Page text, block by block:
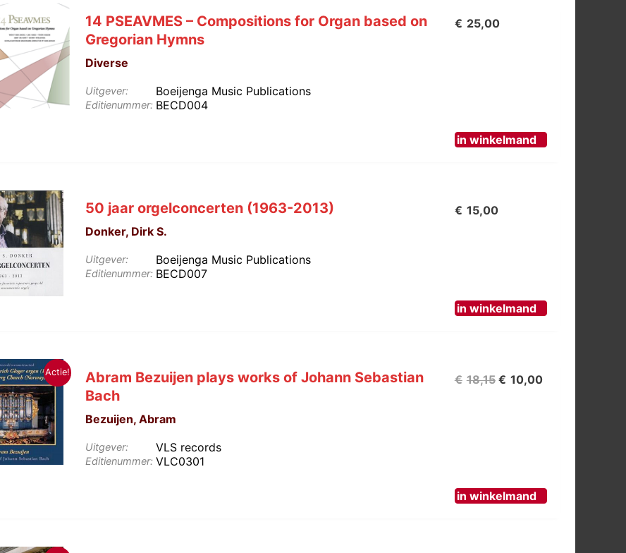
14 PSEAVMES – Compositions for Organ based on
Gregorian Hymns
Diverse
Uitgever: Boeijenga Music Publications
Editienummer: BECD004
€ 25,00
in winkelmand
50 jaar orgelconcerten (1963-2013)
Donker, Dirk S.
Uitgever: Boeijenga Music Publications
Editienummer: BECD007
€ 15,00
in winkelmand
Actie!
Abram Bezuijen plays works of Johann Sebastian
Bach
Bezuijen, Abram
Uitgever: VLS records
Editienummer: VLC0301
€ 18,15 Oorspronkelijke
€ 10,00Huidige
in winkelmand